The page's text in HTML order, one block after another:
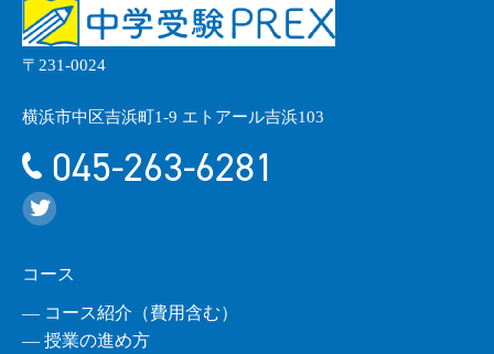
〒231-0024
横浜市中区吉浜町1-9 エトアール吉浜103
045-263-6281
コース
― コース紹介（費用含む）
― 授業の進め方